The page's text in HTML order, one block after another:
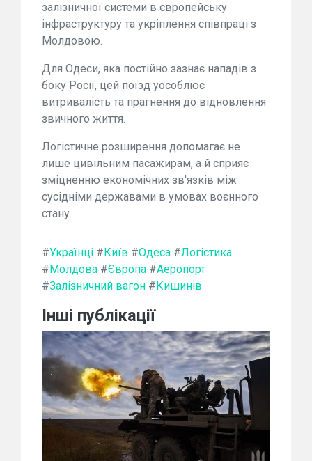
залізничної системи в європейську
інфраструктуру та укріплення співпраці з
Молдовою.
Для Одеси, яка постійно зазнає нападів з
боку Росії, цей поїзд уособлює
витривалість та прагнення до відновлення
звичного життя.
Логістичне розширення допомагає не
лише цивільним пасажирам, а й сприяє
зміцненню економічних зв'язків між
сусідніми державами в умовах воєнного
стану.
#Українці # Київ #Одеса #Логістика
# Молдова #Європа #Аеропорт
#Залізничний вагон # Кишинів
Інші публікації